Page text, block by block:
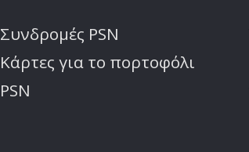
Συνδρομές PSN
Κάρτες για το πορτοφόλι
PSN